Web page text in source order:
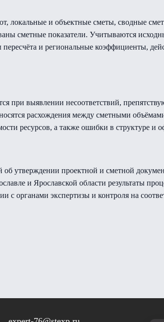
локальные и объектные сметы, сводные
сметные показатели. Учитываются
и региональные коэффициенты,
при выявлении несоответствий,
расхождения между сметными
ресурсов, а также ошибки в структуре и
утверждении проектной и сметной
и Ярославской области результаты
с органами экспертизы и контроля на